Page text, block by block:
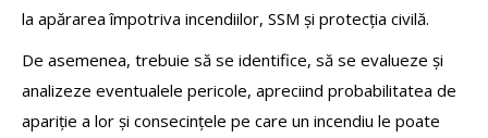
la apărarea împotriva incendiilor, SSM și protecția civilă.
De asemenea, trebuie să se identifice, să se evalueze și
analizeze eventualele pericole, apreciind probabilitatea de
apariție a lor și consecințele pe care un incendiu le poate